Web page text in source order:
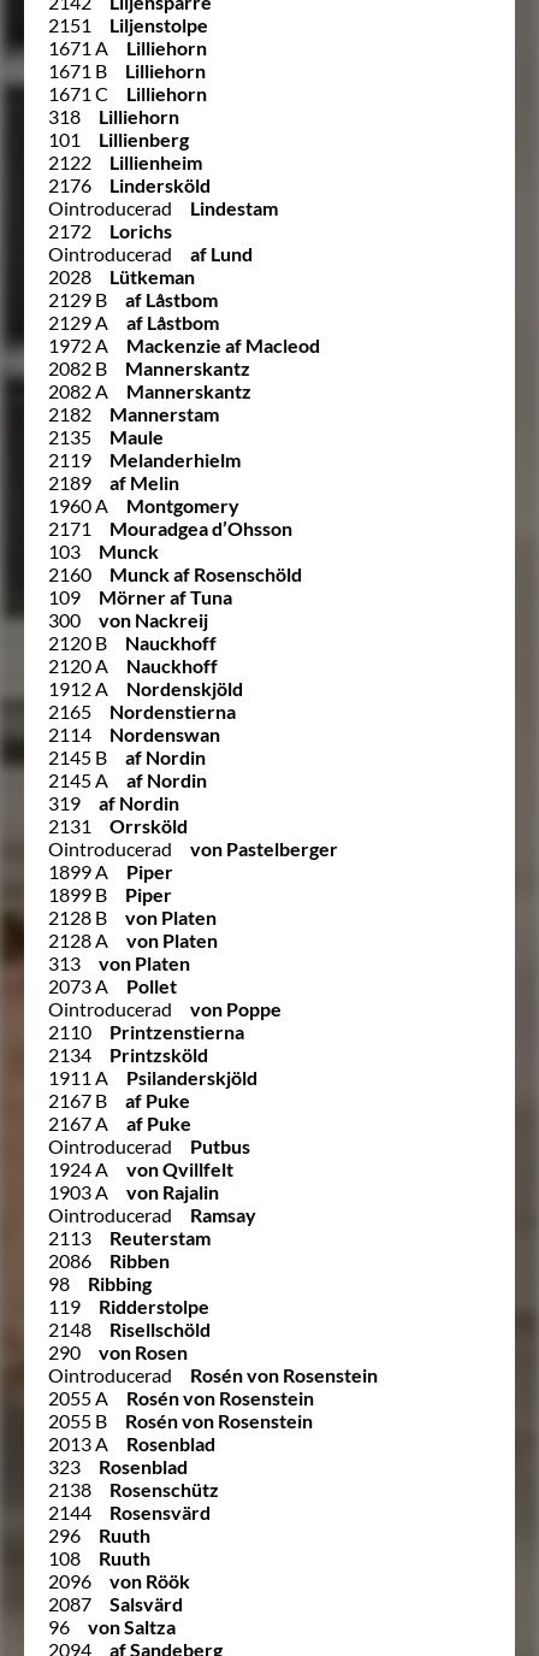
2151
Liljenstolpe
1671 A
Lilliehorn
1671 B
Lilliehorn
1671 C
Lilliehorn
318
Lilliehorn
101
Lillienberg
2122
Lillienheim
2176
Lindersköld
Ointroducerad
Lindestam
2172
Lorichs
Ointroducerad
af Lund
2028
Lütkeman
2129 B
af Låstbom
2129 A
af Låstbom
1972 A
Mackenzie af Macleod
2082 B
Mannerskantz
2082 A
Mannerskantz
2182
Mannerstam
2135
Maule
2119
Melanderhielm
2189
af Melin
1960 A
Montgomery
2171
Mouradgea d’Ohsson
103
Munck
2160
Munck af Rosenschöld
109
Mörner af Tuna
300
von Nackreij
2120 B
Nauckhoff
2120 A
Nauckhoff
1912 A
Nordenskjöld
2165
Nordenstierna
2114
Nordenswan
2145 B
af Nordin
2145 A
af Nordin
319
af Nordin
2131
Orrsköld
Ointroducerad
von Pastelberger
1899 A
Piper
1899 B
Piper
2128 B
von Platen
2128 A
von Platen
313
von Platen
2073 A
Pollet
Ointroducerad
von Poppe
2110
Printzenstierna
2134
Printzsköld
1911 A
Psilanderskjöld
2167 B
af Puke
2167 A
af Puke
Ointroducerad
Putbus
1924 A
von Qvillfelt
1903 A
von Rajalin
Ointroducerad
Ramsay
2113
Reuterstam
2086
Ribben
98
Ribbing
119
Ridderstolpe
2148
Risellschöld
290
von Rosen
Ointroducerad
Rosén von Rosenstein
2055 A
Rosén von Rosenstein
2055 B
Rosén von Rosenstein
2013 A
Rosenblad
323
Rosenblad
2138
Rosenschütz
2144
Rosensvärd
296
Ruuth
108
Ruuth
2096
von Röök
2087
Salsvärd
96
von Saltza
2094
af Sandeberg